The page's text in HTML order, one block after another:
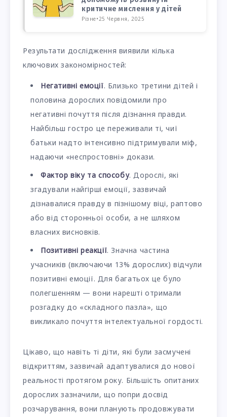
критичне мислення у дітей
Різне•25 Червня, 2025
Результати дослідження виявили кілька
ключових закономірностей:
Негативні емоції. Близько третини дітей і
половина дорослих повідомили про
негативні почуття після дізнання правди.
Найбільш гостро це переживали ті, чиї
батьки надто інтенсивно підтримували міф,
надаючи «неспростовні» докази.
Фактор віку та способу. Дорослі, які
згадували найгірші емоції, зазвичай
дізнавалися правду в пізнішому віці, раптово
або від сторонньої особи, а не шляхом
власних висновків.
Позитивні реакції. Значна частина
учасників (включаючи 13% дорослих) відчули
позитивні емоції. Для багатьох це було
полегшенням — вони нарешті отримали
розгадку до «складного пазла», що
викликало почуття інтелектуальної гордості.
Цікаво, що навіть ті діти, які були засмучені
відкриттям, зазвичай адаптувалися до нової
реальності протягом року. Більшість опитаних
дорослих зазначили, що попри досвід
розчарування, вони планують продовжувати